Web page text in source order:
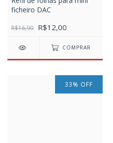
ficheiro DAC
R$16,90 R$12,00
COMPRAR
33% OFF